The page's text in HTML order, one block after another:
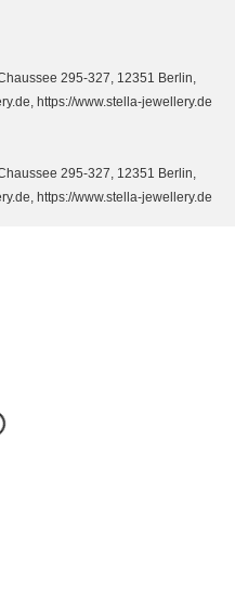
295-327, 12351 Berlin,
https://www.stella-jewellery.de
295-327, 12351 Berlin,
https://www.stella-jewellery.de